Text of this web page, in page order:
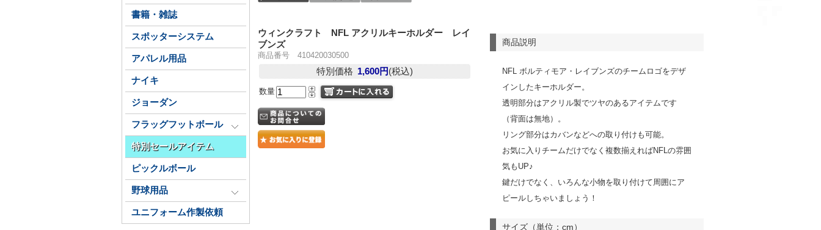
書籍・雑誌
スポッターシステム
アパレル用品
ナイキ
ジョーダン
フラッグフットボール
特別セールアイテム
ピックルボール
野球用品
ユニフォーム作製依頼
商品説明
NFL ボルティモア・レイブンズのチームロゴをデザ
インしたキーホルダー。
透明部分はアクリル製でツヤのあるアイテムです
（背面は無地）。
リング部分はカバンなどへの取り付けも可能。
お気に入りチームだけでなく複数揃えればNFLの雰囲
気もUP♪
鍵だけでなく、いろんな小物を取り付けて周囲にア
ピールしちゃいましょう！
サイズ（単位：cm）
ウィンクラフト NFL アクリルキーホルダー レイ
ブンズ
商品番号 410420030500
特別価格 1,600円(税込)
数量